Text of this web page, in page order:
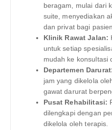
beragam, mulai dari
suite, menyediakan
dan privat bagi
Klinik Rawat Jalan:
untuk setiap
mudah ke konsultasi
Departemen
jam yang dikelola
gawat darurat
Pusat Rehabilitasi:
dilengkapi dengan
dikelola oleh terapis.